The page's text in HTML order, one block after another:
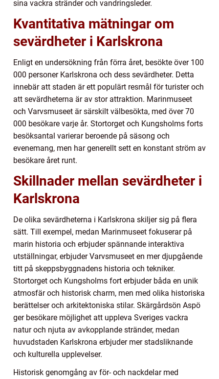
sina vackra stränder och vandringsleder.
Kvantitativa mätningar om
sevärdheter i Karlskrona
Enligt en undersökning från förra året, besökte över 100
000 personer Karlskrona och dess sevärdheter. Detta
innebär att staden är ett populärt resmål för turister och
att sevärdheterna är av stor attraktion. Marinmuseet
och Varvsmuseet är särskilt välbesökta, med över 70
000 besökare varje år. Stortorget och Kungsholms forts
besöksantal varierar beroende på säsong och
evenemang, men har generellt sett en konstant ström av
besökare året runt.
Skillnader mellan sevärdheter i
Karlskrona
De olika sevärdheterna i Karlskrona skiljer sig på flera
sätt. Till exempel, medan Marinmuseet fokuserar på
marin historia och erbjuder spännande interaktiva
utställningar, erbjuder Varvsmuseet en mer djupgående
titt på skeppsbyggnadens historia och tekniker.
Stortorget och Kungsholms fort erbjuder båda en unik
atmosfär och historisk charm, men med olika historiska
berättelser och arkitektoniska stilar. Skärgårdsön Aspö
ger besökare möjlighet att uppleva Sveriges vackra
natur och njuta av avkopplande stränder, medan
huvudstaden Karlskrona erbjuder mer stadsliknande
och kulturella upplevelser.
Historisk genomgång av för- och nackdelar med